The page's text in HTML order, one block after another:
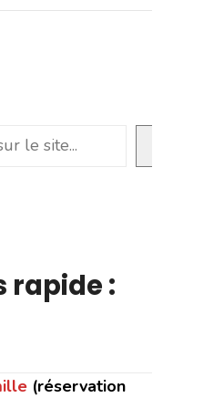
rapide :
(réservation